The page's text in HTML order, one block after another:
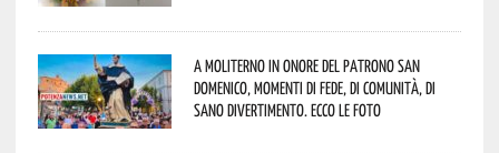
A Moliterno in onore del Patrono San
Domenico, momenti di fede, di comunità, di
sano divertimento. Ecco le foto